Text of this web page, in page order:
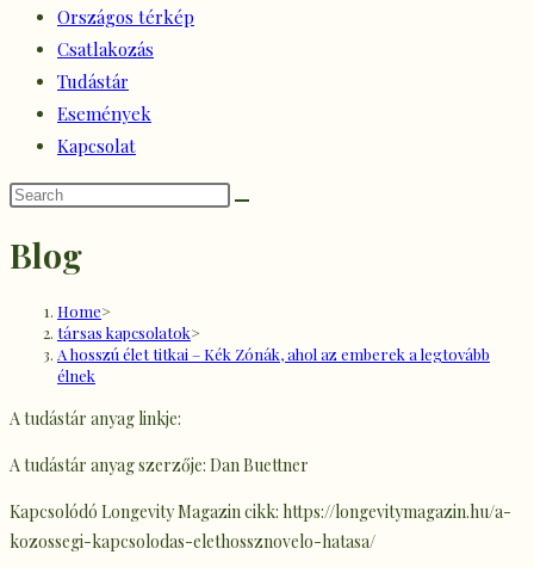
Országos térkép
Csatlakozás
Tudástár
Események
Kapcsolat
Blog
Home>
társas kapcsolatok>
A hosszú élet titkai – Kék Zónák, ahol az emberek a legtovább
élnek
A tudástár anyag linkje:
A tudástár anyag szerzője: Dan Buettner
Kapcsolódó Longevity Magazin cikk: https://longevitymagazin.hu/a-
kozossegi-kapcsolodas-elethossznovelo-hatasa/